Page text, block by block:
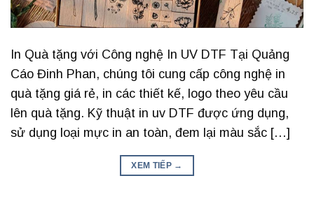
In Quà tặng với Công nghệ In UV DTF Tại Quảng
Cáo Đinh Phan, chúng tôi cung cấp công nghệ in
quà tặng giá rẻ, in các thiết kế, logo theo yêu cầu
lên quà tặng. Kỹ thuật in uv DTF được ứng dụng,
sử dụng loại mực in an toàn, đem lại màu sắc […]
XEM TIẾP →